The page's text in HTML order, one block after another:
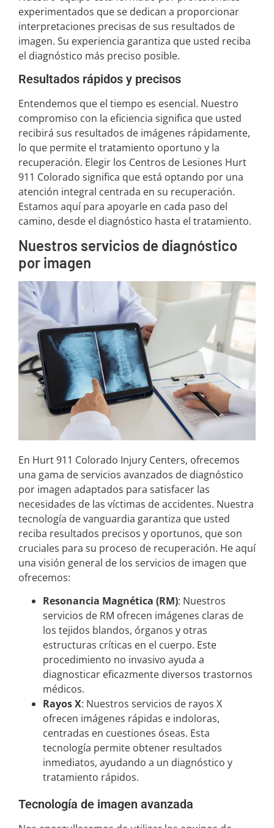
experimentados que se dedican a proporcionar
interpretaciones precisas de sus resultados de
imagen. Su experiencia garantiza que usted reciba
el diagnóstico más preciso posible.
Resultados rápidos y precisos
Entendemos que el tiempo es esencial. Nuestro
compromiso con la eficiencia significa que usted
recibirá sus resultados de imágenes rápidamente,
lo que permite el tratamiento oportuno y la
recuperación. Elegir los Centros de Lesiones Hurt
911 Colorado significa que está optando por una
atención integral centrada en su recuperación.
Estamos aquí para apoyarle en cada paso del
camino, desde el diagnóstico hasta el tratamiento.
Nuestros servicios de diagnóstico
por imagen
En Hurt 911 Colorado Injury Centers, ofrecemos
una gama de servicios avanzados de diagnóstico
por imagen adaptados para satisfacer las
necesidades de las víctimas de accidentes. Nuestra
tecnología de vanguardia garantiza que usted
reciba resultados precisos y oportunos, que son
cruciales para su proceso de recuperación. He aquí
una visión general de los servicios de imagen que
ofrecemos:
Resonancia Magnética (RM): Nuestros
servicios de RM ofrecen imágenes claras de
los tejidos blandos, órganos y otras
estructuras críticas en el cuerpo. Este
procedimiento no invasivo ayuda a
diagnosticar eficazmente diversos trastornos
médicos.
Rayos X: Nuestros servicios de rayos X
ofrecen imágenes rápidas e indoloras,
centradas en cuestiones óseas. Esta
tecnología permite obtener resultados
inmediatos, ayudando a un diagnóstico y
tratamiento rápidos.
Tecnología de imagen avanzada